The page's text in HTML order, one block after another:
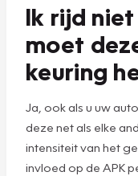
Ik rijd
moet
keuring
Ja, ook als u uw
deze net als elke
intensiteit van het
invloed op de APK